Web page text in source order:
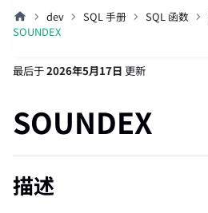
dev SQL 手册 SQL 函数
SOUNDEX
最后于2026年5月17日 更新
SOUNDEX
描述